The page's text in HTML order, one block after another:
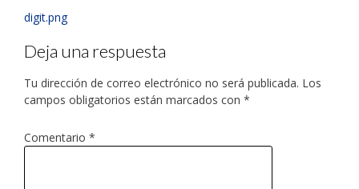
digit.png
Deja una respuesta
Tu dirección de correo electrónico no será publicada. Los
campos obligatorios están marcados con *
Comentario *